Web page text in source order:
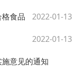
2022-01-13
食品
2022-01-13
意见的通知